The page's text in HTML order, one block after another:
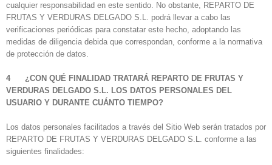
cualquier responsabilidad en este sentido. No obstante, REPARTO DE
FRUTAS Y VERDURAS DELGADO S.L. podrá llevar a cabo las
verificaciones periódicas para constatar este hecho, adoptando las
medidas de diligencia debida que correspondan, conforme a la normativa
de protección de datos.
4 ¿CON QUÉ FINALIDAD TRATARÁ REPARTO DE FRUTAS Y
VERDURAS DELGADO S.L. LOS DATOS PERSONALES DEL
USUARIO Y DURANTE CUÁNTO TIEMPO?
Los datos personales facilitados a través del Sitio Web serán tratados por
REPARTO DE FRUTAS Y VERDURAS DELGADO S.L. conforme a las
siguientes finalidades: